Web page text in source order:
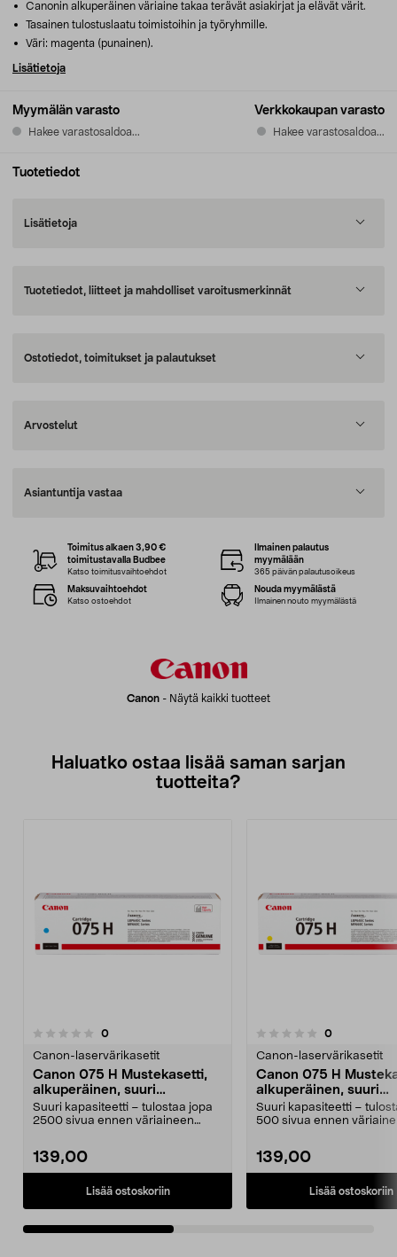
Myymälän varasto
Hakee varastosaldoa...
Verkkokaupan varasto
Hakee varastosaldoa...
Canonin alkuperäinen väriaine takaa terävät asiakirjat ja elävät värit.
Tasainen tulostuslaatu toimistoihin ja työryhmille.
Väri: magenta (punainen).
Lisätietoja
Tuotetiedot
Lisätietoja
Tuotetiedot, liitteet ja mahdolliset varoitusmerkinnät
Ostotiedot, toimitukset ja palautukset
Arvostelut
Asiantuntija vastaa
Canon - Näytä kaikki tuotteet
Toimitus alkaen 3,90 €
toimitustavalla Budbee
Katso toimitusvaihtoehdot
Ilmainen palautus
myymälään
365 päivän palautusoikeus
Maksuvaihtoehdot
Katso ostoehdot
Nouda myymälästä
Ilmainen nouto myymälästä
Haluatko ostaa lisää saman sarjan
tuotteita?
0arvostelut
Canon-laservärikasetit
Canon 075 H Mustekasetti,
alkuperäinen, suuri
kapasiteetti, cyan
Suuri kapasiteetti – tulostaa jopa
2500 sivua ennen väriaineen
139,00
Lisää ostoskoriin
0.0 viidestä
0arvostelut
Canon-laservärikasetit
Canon 075 H
alkuperäinen, suuri
kapasiteetti, keltainen
Suuri kapasiteetti –
500 sivua ennen
139,00
Lisää ostoskoriin
0.0 viidestä